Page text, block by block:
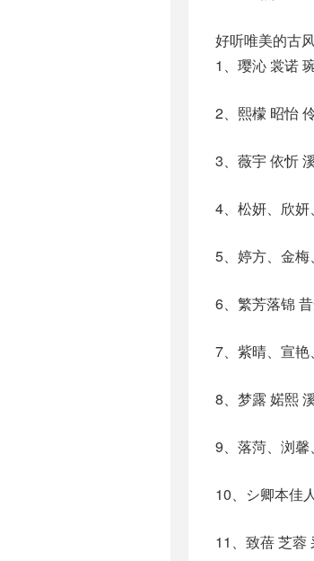
好听唯美的古
1、璎沁 裳诺
2、熙檬 昭怡
3、薇宇 依忻
4、松妍、欣
5、婷方、金
6、繁芳落锦
7、紫晴、宣
8、梦露 婼熙
9、落菏、浏
10、シ卿本佳
11、致蓓 芝蓉